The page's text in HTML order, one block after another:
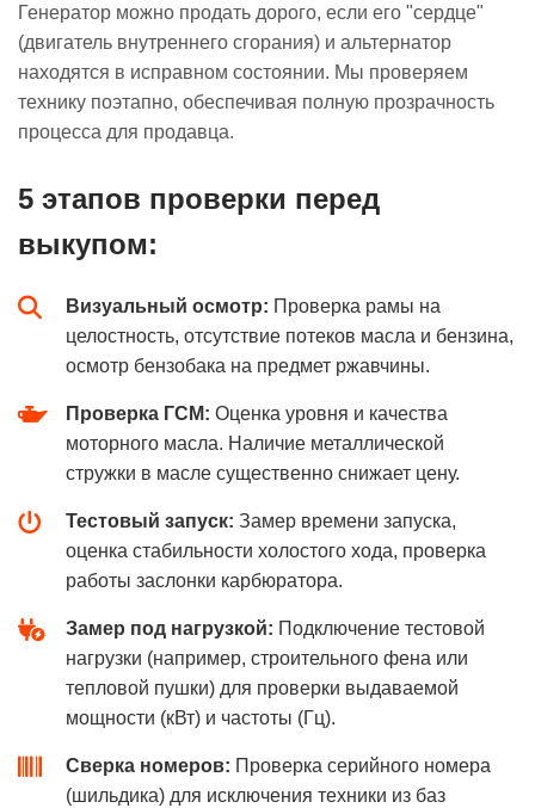
Генератор можно продать дорого, если его "сердце"
(двигатель внутреннего сгорания) и альтернатор
находятся в исправном состоянии. Мы проверяем
технику поэтапно, обеспечивая полную прозрачность
процесса для продавца.
5 этапов проверки перед
выкупом:
Визуальный осмотр: Проверка рамы на
целостность, отсутствие потеков масла и бензина,
осмотр бензобака на предмет ржавчины.
Проверка ГСМ: Оценка уровня и качества
моторного масла. Наличие металлической
стружки в масле существенно снижает цену.
Тестовый запуск: Замер времени запуска,
оценка стабильности холостого хода, проверка
работы заслонки карбюратора.
Замер под нагрузкой: Подключение тестовой
нагрузки (например, строительного фена или
тепловой пушки) для проверки выдаваемой
мощности (кВт) и частоты (Гц).
Сверка номеров: Проверка серийного номера
(шильдика) для исключения техники из баз